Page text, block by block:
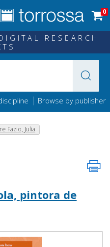
0
RESEARCH
| Browse by publisher
Fazio, Julia
pintora de